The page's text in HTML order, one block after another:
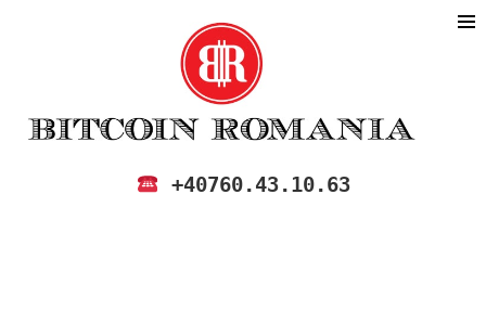
BITCOIN ROMANIA
CUMPARA SI VINDE BITCOIN IN
+40760.43.10.63